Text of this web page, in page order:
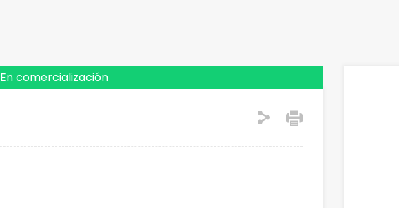
En comercialización